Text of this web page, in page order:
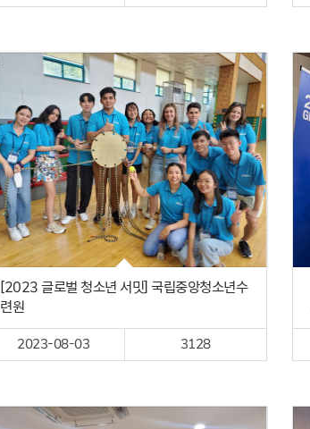
[2023 글로벌 청소년 서밋] 국립중앙청소년수
련원
2023-08-03 3128